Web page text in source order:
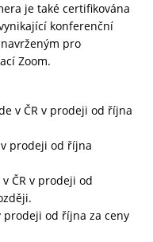
je také certifikována
konferenční
pro
Zoom.
v ČR v prodeji od října
v prodeji od října
ČR v prodeji od
prodeji od října za ceny